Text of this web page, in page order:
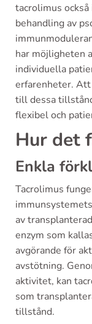
tacrolimus
behandling av
har möjligheten
individuella
erfarenheter. Att
till dessa
flexibel och
Hur det
Enkla
Tacrolimus
av
enzym som
avgörande för
avstötning.
aktivitet, kan
som
tillstånd.